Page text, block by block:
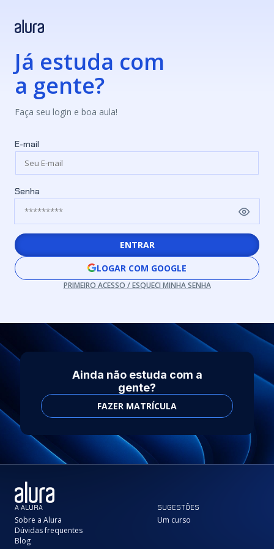
Já estuda com
a gente?
Faça seu login e boa aula!
E-mail
Senha
ENTRAR
LOGAR COM GOOGLE
PRIMEIRO ACESSO / ESQUECI MINHA SENHA
Ainda não estuda com a
gente?
FAZER MATRÍCULA
A ALURA
Sobre a Alura
Dúvidas frequentes
Blog
SUGESTÕES
Um curso